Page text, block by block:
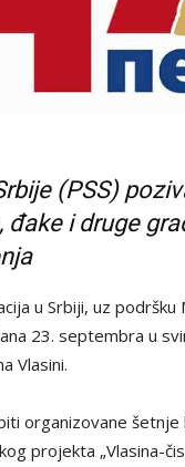
(PSS)
i druge
u Srbiji, uz
23. septembra u
Vlasini.
organizovane
projekta „Vlasina-